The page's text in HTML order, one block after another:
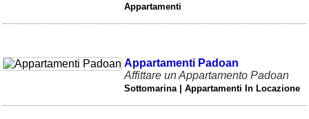
Appartamenti
Appartamenti Padoan
Affittare un Appartamento Padoan
Sottomarina | Appartamenti In Locazione